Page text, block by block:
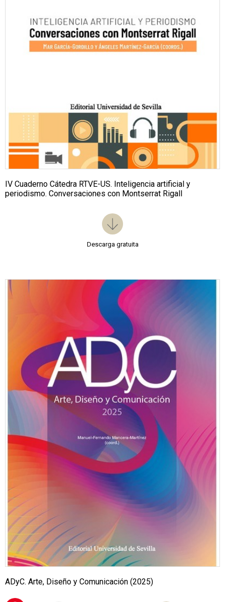
IV Cuaderno Cátedra RTVE-US. Inteligencia artificial y
periodismo. Conversaciones con Montserrat Rigall
Descarga gratuita
ADyC. Arte, Diseño y Comunicación (2025)